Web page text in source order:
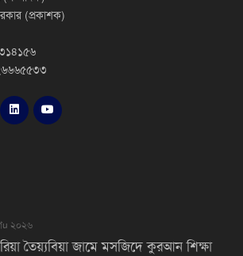
(প্রকাশক)
২০২৬
তৈয়্যবিয়া জামে মসজিদে কুরআন শিক্ষা